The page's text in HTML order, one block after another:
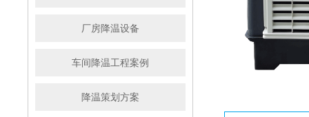
厂房降温设备
车间降温工程案例
降温策划方案